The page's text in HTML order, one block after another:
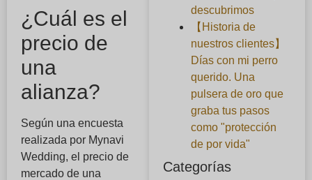
¿Cuál es el
precio de
una
alianza?
Según una encuesta
realizada por Mynavi
Wedding, el precio de
mercado de una
descubrimos
【Historia de
nuestros clientes】
Días con mi perro
querido. Una
pulsera de oro que
graba tus pasos
como "protección
de por vida"
Categorías